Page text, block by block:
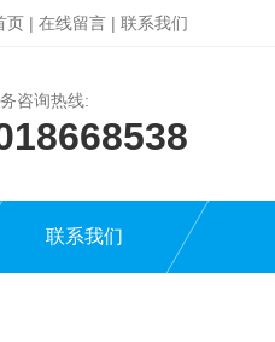
页 | 在线留言 | 联系我们
咨询热线:
联系我们